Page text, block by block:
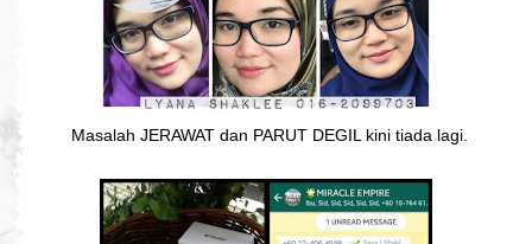
Masalah JERAWAT dan PARUT DEGIL kini tiada lagi.